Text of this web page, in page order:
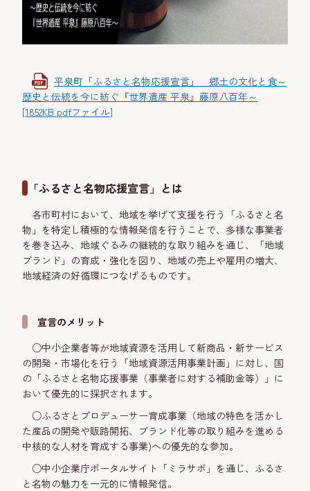
平泉町「ふるさと名物応援宣言」 郷土の文化と食～
歴史と伝統を今に紡ぐ『世界遺産 平泉』藤原八百年～
[1852KB pdfファイル]
「ふるさと名物応援宣言」とは
各市町村において、地域を挙げて支援を行う「ふるさと名
物」を特定し積極的な情報発信を行うことで、多様な事業者
を巻き込み、地域ぐるみの継続的な取り組みを通じ、「地域
ブランド」の育成・強化を図り、地域の売上や雇用の増大、
地域経済の好循環につなげるものです。
宣言のメリット
○中小企業者等が地域資源を活用して新商品・新サービス
の開発・市場化を行う「地域資源活用事業計画」に対し、国
の「ふるさと名物応援事業（事業者に対する補助金等）」に
おいて優先的に採択されます。
○ふるさとプロデューサー育成事業（地域の特色を活かし
た産品の開発や販路開拓、ブランド化等の取り組みを進める
中核的な人材を育成する事業)への優先的な参加。
○中小企業庁ポータルサイト「ミラサポ」を通じ、ふるさ
と名物の魅力を一元的に情報発信。